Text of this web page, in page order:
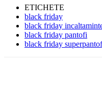
ETICHETE
black friday
black friday
black friday pantofi
black friday